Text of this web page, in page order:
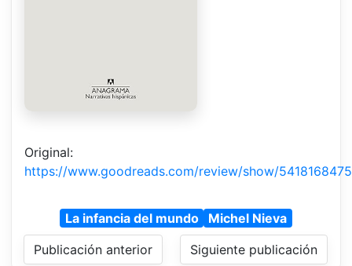
Original:
https://www.goodreads.com/review/show/5418168475
La infancia del mundo
Michel Nieva
Publicación anterior
Siguiente publicación